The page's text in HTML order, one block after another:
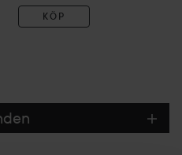
KÖP